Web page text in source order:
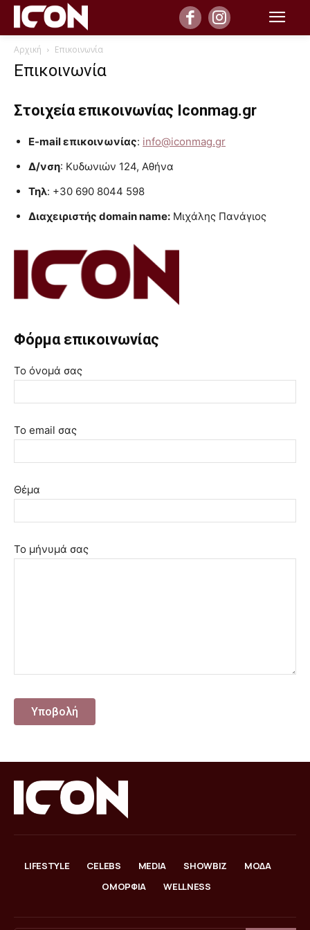
Αρχική Επικοινωνία
Επικοινωνία
Στοιχεία επικοινωνίας Iconmag.gr
E-mail επικοινωνίας: info@iconmag.gr
Δ/νση: Κυδωνιών 124, Αθήνα
Τηλ: +30 690 8044 598
Διαχειριστής domain name: Μιχάλης Πανάγιος
Φόρμα επικοινωνίας
Το όνομά σας
Το email σας
Θέμα
Το μήνυμά σας
LIFESTYLE CELEBS MEDIA SHOWBIZ
ΜΟΔΑ
ΟΜΟΡΦΙΑ
WELLNESS